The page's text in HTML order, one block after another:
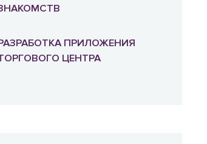
ПРИЛОЖЕНИЯ
ЦЕНТРА